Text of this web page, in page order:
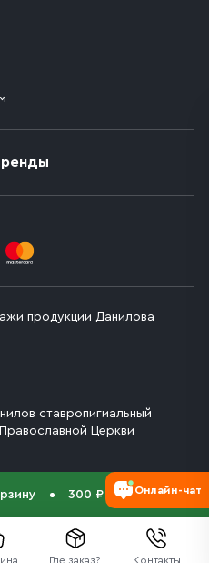
Где заказ? Контакты
300 ₽
продукции Данилова
ставропигиальный
Церкви
Онлайн-чат